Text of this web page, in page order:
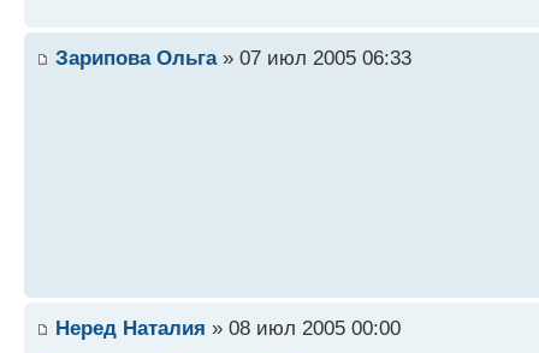
Зарипова Ольга» 07 июл 2005 06:33
Неред Наталия » 08 июл 2005 00:00